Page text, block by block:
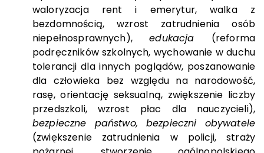
waloryzacja rent i emerytur, walka z
bezdomnością, wzrost zatrudnienia osób
niepełnosprawnych),edukacja (reforma
podręczników szkolnych, wychowanie w duchu
tolerancji dla innych poglądów, poszanowanie
dla człowieka bez względu na narodowość,
rasę, orientację seksualną, zwiększenie liczby
przedszkoli, wzrost płac dla nauczycieli),
bezpieczne państwo, bezpieczni obywatele
(zwiększenie zatrudnienia w policji, straży